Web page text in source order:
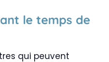
le temps de
qui peuvent